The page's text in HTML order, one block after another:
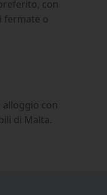
con
fermate o
alloggio con
di Malta.